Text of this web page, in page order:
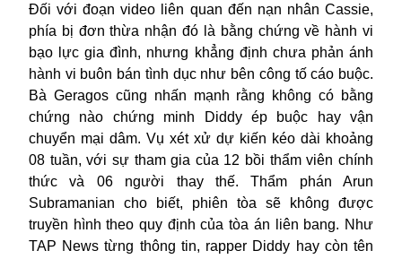
Đối với đoạn video liên quan đến nạn nhân Cassie,
phía bị đơn thừa nhận đó là bằng chứng về hành vi
bạo lực gia đình, nhưng khẳng định chưa phản ánh
hành vi buôn bán tình dục như bên công tố cáo buộc.
Bà Geragos cũng nhấn mạnh rằng không có bằng
chứng nào chứng minh Diddy ép buộc hay vận
chuyển mại dâm. Vụ xét xử dự kiến kéo dài khoảng
08 tuần, với sự tham gia của 12 bồi thẩm viên chính
thức và 06 người thay thế. Thẩm phán Arun
Subramanian cho biết, phiên tòa sẽ không được
truyền hình theo quy định của tòa án liên bang. Như
TAP News từng thông tin, rapper Diddy hay còn tên